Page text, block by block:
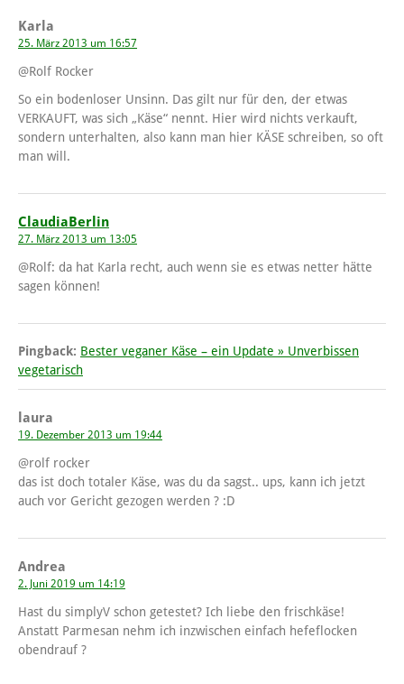
Karla
25. März 2013 um 16:57
@Rolf Rocker
So ein bodenloser Unsinn. Das gilt nur für den, der etwas
VERKAUFT, was sich „Käse“ nennt. Hier wird nichts verkauft,
sondern unterhalten, also kann man hier KÄSE schreiben, so oft
man will.
ClaudiaBerlin
27. März 2013 um 13:05
@Rolf: da hat Karla recht, auch wenn sie es etwas netter hätte
sagen können!
Pingback: Bester veganer Käse – ein Update » Unverbissen
vegetarisch
laura
19. Dezember 2013 um 19:44
@rolf rocker
das ist doch totaler Käse, was du da sagst.. ups, kann ich jetzt
auch vor Gericht gezogen werden ? :D
Andrea
2. Juni 2019 um 14:19
Hast du simplyV schon getestet? Ich liebe den frischkäse!
Anstatt Parmesan nehm ich inzwischen einfach hefeflocken
obendrauf ?